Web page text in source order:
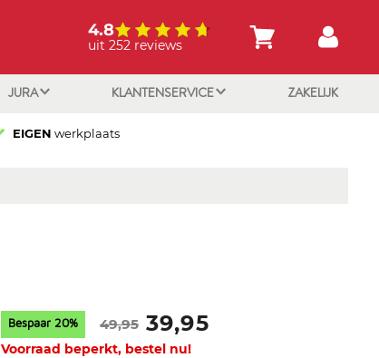
4.8
uit 252 reviews
JURA KLANTENSERVICE ZAKELIJK
EIGEN werkplaats
Bespaar 20% 49,95 39,95
Voorraad beperkt, bestel nu!